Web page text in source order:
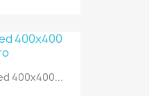
400x400...